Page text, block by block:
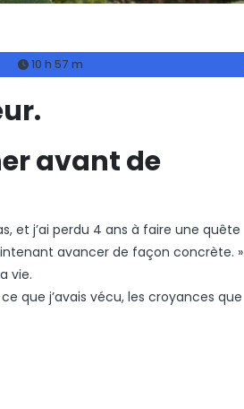
10 h 57 m
avant de
et j’ai perdu 4 ans à faire une quête
avancer de façon concrète. »
vie.
que j’avais vécu, les croyances que